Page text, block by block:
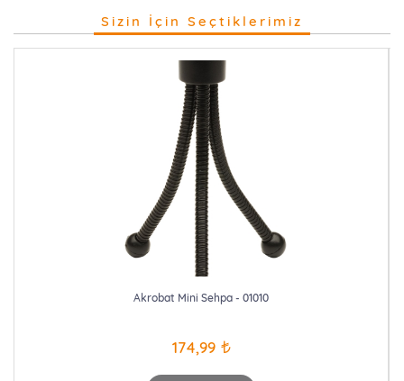
Sizin İçin Seçtiklerimiz
Akrobat Mini Sehpa - 01010
174,99